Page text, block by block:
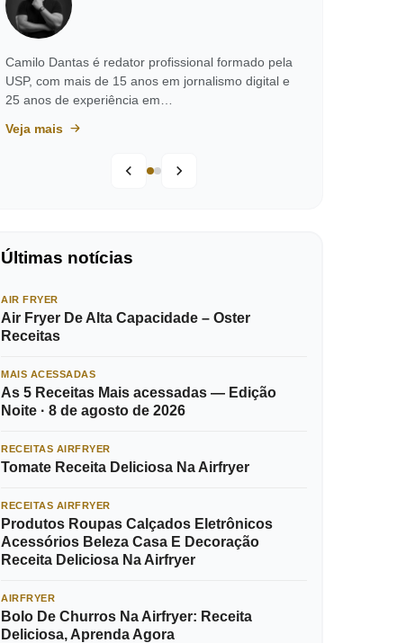
Camilo Dantas é redator profissional formado pela
USP, com mais de 15 anos em jornalismo digital e
25 anos de experiência em…
Veja mais
Últimas notícias
AIR FRYER
Air Fryer De Alta Capacidade – Oster
Receitas
MAIS ACESSADAS
As 5 Receitas Mais acessadas — Edição
Noite · 8 de agosto de 2026
RECEITAS AIRFRYER
Tomate Receita Deliciosa Na Airfryer
RECEITAS AIRFRYER
Produtos Roupas Calçados Eletrônicos
Acessórios Beleza Casa E Decoração
Receita Deliciosa Na Airfryer
AIRFRYER
Bolo De Churros Na Airfryer: Receita
Deliciosa, Aprenda Agora